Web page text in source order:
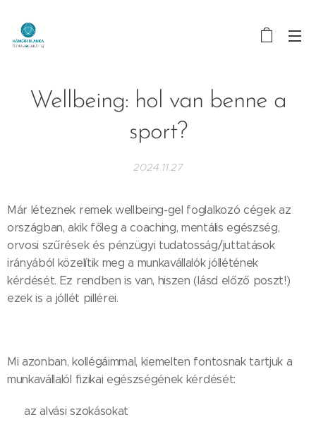
Wellbeing: hol van benne a
sport?
2024.11.27
Már léteznek remek wellbeing-gel foglalkozó cégek az
országban, akik főleg a coaching, mentális egészség,
orvosi szűrések és pénzügyi tudatosság/juttatások
irányából közelítik meg a munkavállalók jóllétének
kérdését. Ez rendben is van, hiszen (lásd előző poszt!)
ezek is a jóllét pillérei.
Mi azonban, kollégáimmal, kiemelten fontosnak tartjuk a
munkavállalól fizikai egészségének kérdését:
✅️ az alvási szokásokat